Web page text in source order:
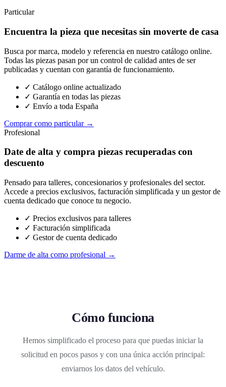
Particular
Encuentra la pieza que necesitas sin moverte de casa
Busca por marca, modelo y referencia en nuestro catálogo online.
Todas las piezas pasan por un control de calidad antes de ser
publicadas y cuentan con garantía de funcionamiento.
✓ Catálogo online actualizado
✓ Garantía en todas las piezas
✓ Envío a toda España
Comprar como particular →
Profesional
Date de alta y compra piezas recuperadas con
descuento
Pensado para talleres, concesionarios y profesionales del sector.
Accede a precios exclusivos, facturación simplificada y un gestor de
cuenta dedicado que conoce tu negocio.
✓ Precios exclusivos para talleres
✓ Facturación simplificada
✓ Gestor de cuenta dedicado
Darme de alta como profesional →
Cómo funciona
Hemos simplificado el proceso para que puedas iniciar la
solicitud en pocos pasos y con una única acción principal:
enviarnos los datos del vehículo.